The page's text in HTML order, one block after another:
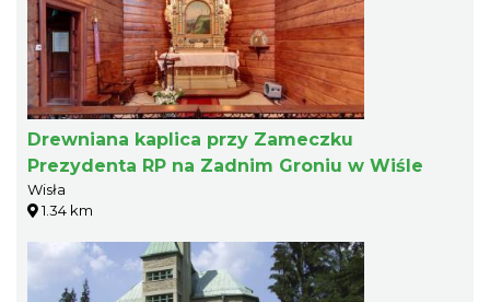
Drewniana kaplica przy Zameczku
Prezydenta RP na Zadnim Groniu w Wiśle
Wisła
1.34 km